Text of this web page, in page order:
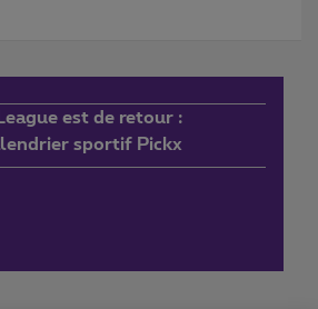
est de retour :
sportif Pickx